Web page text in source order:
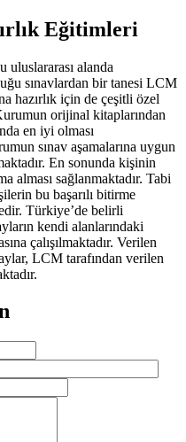
Eğitimleri
uluslararası alanda
sınavlardan bir tanesi LCM
hazırlık için de çeşitli özel
orijinal kitaplarından
en iyi olması
sınav aşamalarına uygun
En sonunda kişinin
alması sağlanmaktadır. Tabi
bu başarılı bitirme
Türkiye’de belirli
kendi alanlarındaki
çalışılmaktadır. Verilen
LCM tarafından verilen